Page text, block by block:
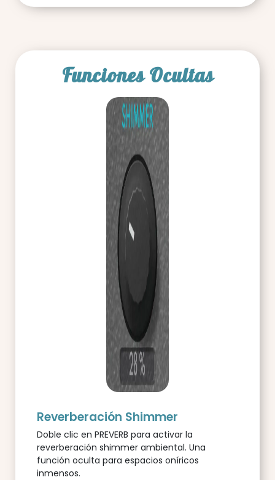
Funciones Ocultas
Reverberación Shimmer
Doble clic en PREVERB para activar la
reverberación shimmer ambiental. Una
función oculta para espacios oníricos
inmensos.